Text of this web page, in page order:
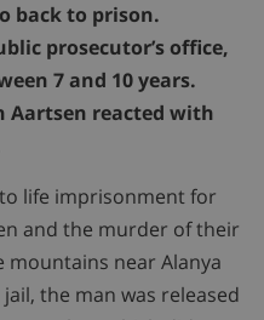
back to prison.
prosecutor’s office,
7 and 10 years.
Aartsen reacted with
life imprisonment for
and the murder of their
mountains near Alanya
the man was released